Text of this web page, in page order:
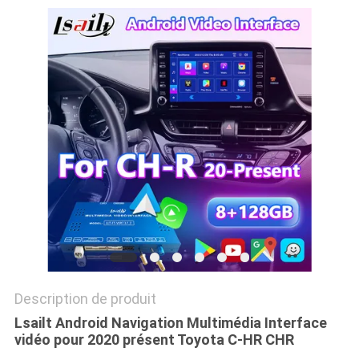
SITEMAP
PRIVACY
POLICY
Description de produit
Lsailt Android Navigation Multimédia Interface
vidéo pour 2020 présent Toyota C-HR CHR